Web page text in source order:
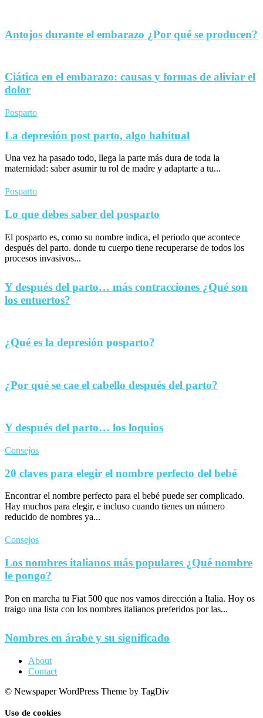
Antojos durante el embarazo ¿Por qué se producen?
Ciática en el embarazo: causas y formas de aliviar el
dolor
Posparto
La depresión post parto, algo habitual
Una vez ha pasado todo, llega la parte más dura de toda la
maternidad: saber asumir tu rol de madre y adaptarte a tu...
Posparto
Lo que debes saber del posparto
El posparto es, como su nombre indica, el periodo que acontece
después del parto. donde tu cuerpo tiene recuperarse de todos los
procesos invasivos...
Y después del parto… más contracciones ¿Qué son
los entuertos?
¿Qué es la depresión posparto?
¿Por qué se cae el cabello después del parto?
Y después del parto… los loquios
Consejos
20 claves para elegir el nombre perfecto del bebé
Encontrar el nombre perfecto para el bebé puede ser complicado.
Hay muchos para elegir, e incluso cuando tienes un número
reducido de nombres ya...
Consejos
Los nombres italianos más populares ¿Qué nombre
le pongo?
Pon en marcha tu Fiat 500 que nos vamos dirección a Italia. Hoy os
traigo una lista con los nombres italianos preferidos por las...
Nombres en árabe y su significado
About
Contact
© Newspaper WordPress Theme by TagDiv
Uso de cookies